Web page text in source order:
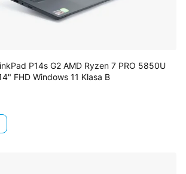
P14s G2 AMD Ryzen 7 PRO 5850U
FHD Windows 11 Klasa B